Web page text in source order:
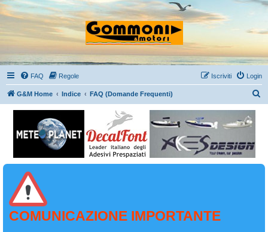
FAQ Regole Login
Iscriviti
G&M Home Indice FAQ (Domande Frequenti)
COMUNICAZIONE IMPORTANTE